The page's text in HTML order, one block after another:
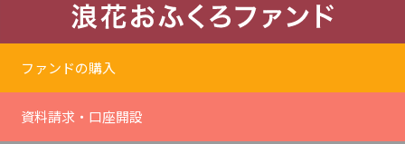
ファンドの購入
資料請求・口座開設